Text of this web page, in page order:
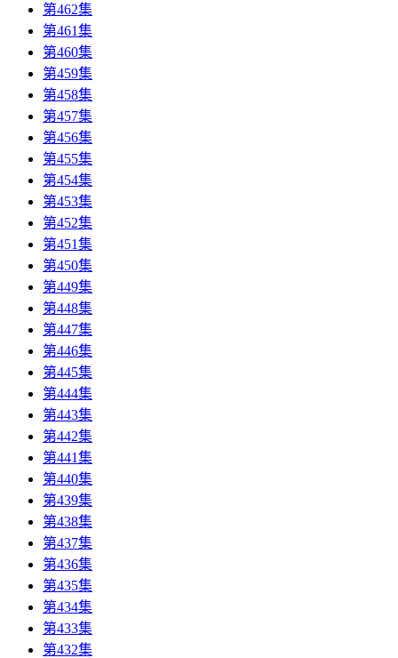
第462集
第461集
第460集
第459集
第458集
第457集
第456集
第455集
第454集
第453集
第452集
第451集
第450集
第449集
第448集
第447集
第446集
第445集
第444集
第443集
第442集
第441集
第440集
第439集
第438集
第437集
第436集
第435集
第434集
第433集
第432集